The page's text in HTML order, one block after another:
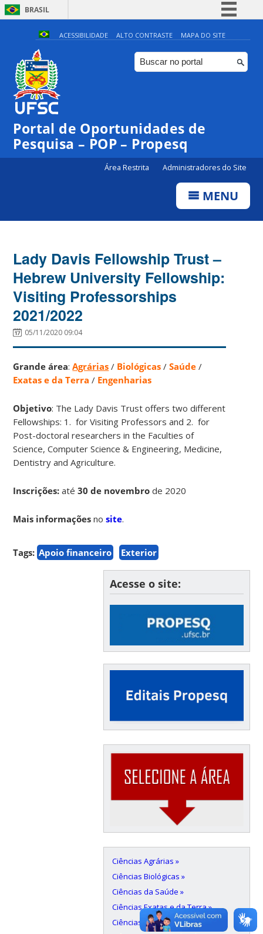
BRASIL
Simplifique!
Comunica BR
Participe
Canais
ACESSIBILIDADE ALTO CONTRASTE MAPA DO SITE
Portal de Oportunidades de
Pesquisa – POP – Propesq
Área Restrita Administradores do Site
MENU
Lady Davis Fellowship Trust –
Hebrew University Fellowship:
Visiting Professorships
2021/2022
05/11/2020 09:04
Grande área:Agrárias / Biológicas /Saúde /
Exatas e da Terra / Engenharias
Objetivo: The Lady Davis Trust offers two different
Fellowships: 1. for Visiting Professors and 2. for
Post-doctoral researchers in the Faculties of
Science, Computer Science & Engineering, Medicine,
Dentistry and Agriculture.
Inscrições:até30 de novembrode 2020
Mais informações nosite.
Tags: Apoio financeiro Exterior
Acesse o site:
Ciências Agrárias »
Ciências Biológicas »
Ciências da Saúde »
Ciências Exatas e da Terra »
Ciências Humanas »